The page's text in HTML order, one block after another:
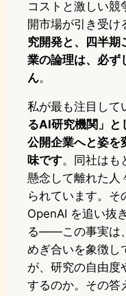
コストと激しい競
開市場が引き受け
究開発と、四半期
業の論理は、必ず
ん。
私が最も注目して
るAI研究機関」と
公開企業へと姿を
味です。同社はも
懸念して離れた人
られています。
OpenAI を追い抜
る――この事実は
めぎ合いを象徴し
が、研究の自由度
するのか。その答